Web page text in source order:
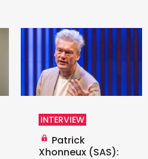
INTERVIEW
Patrick
Xhonneux (SAS):